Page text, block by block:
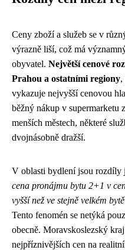
Ceny zboží a služeb se v
výrazně liší, což má
obyvatel. Největší cenové
Prahou a ostatními regiony,
vykazuje nejvyšší cenovou
běžný nákup v supermarketu
menších městech, některé
dvojnásobně dražší.
V oblasti bydlení jsou rozdíly
cena pronájmu bytu 2+1 v
vyšší než ve stejně velkém
Tento fenomén se netýká
obecně. Moravskoslezský
nejpříznivějších cen na